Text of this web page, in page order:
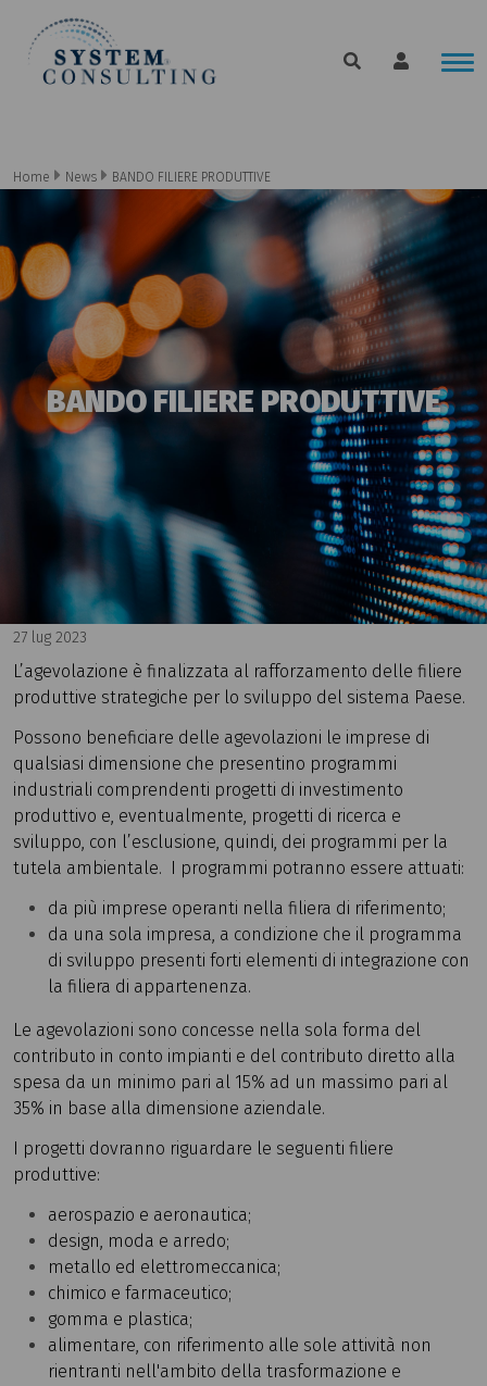
Home News BANDO FILIERE PRODUTTIVE
BANDO FILIERE PRODUTTIVE
27 lug 2023
L’agevolazione è finalizzata al rafforzamento delle filiere
produttive strategiche per lo sviluppo del sistema Paese.
Possono beneficiare delle agevolazioni le imprese di
qualsiasi dimensione che presentino programmi
industriali comprendenti progetti di investimento
produttivo e, eventualmente, progetti di ricerca e
sviluppo, con l’esclusione, quindi, dei programmi per la
tutela ambientale. I programmi potranno essere attuati:
da più imprese operanti nella filiera di riferimento;
da una sola impresa, a condizione che il programma
di sviluppo presenti forti elementi di integrazione con
la filiera di appartenenza.
Le agevolazioni sono concesse nella sola forma del
contributo in conto impianti e del contributo diretto alla
spesa da un minimo pari al 15% ad un massimo pari al
35% in base alla dimensione aziendale.
I progetti dovranno riguardare le seguenti filiere
produttive:
aerospazio e aeronautica;
design, moda e arredo;
metallo ed elettromeccanica;
chimico e farmaceutico;
gomma e plastica;
alimentare, con riferimento alle sole attività non
rientranti nell'ambito della trasformazione e